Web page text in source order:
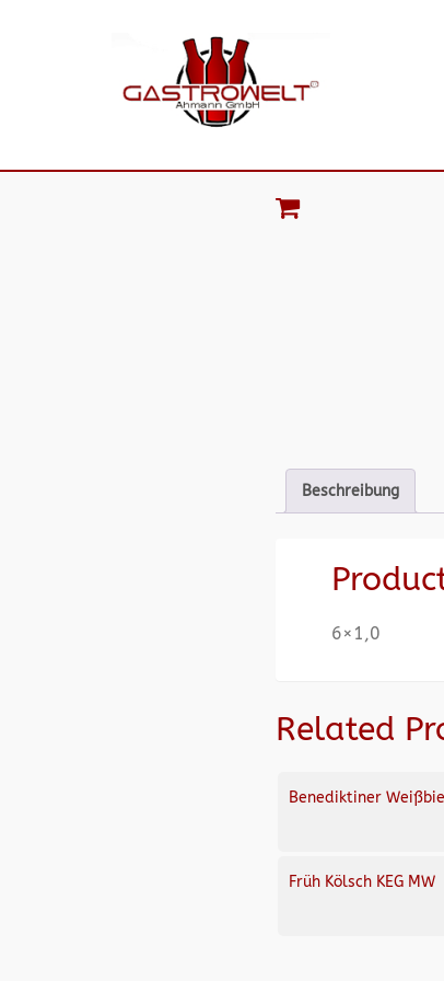
Beschreibung
6×1,0
Related
Benediktiner
Früh Kölsch KEG MW